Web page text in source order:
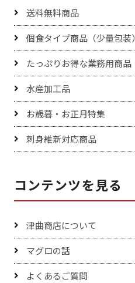
送料無料商品
個食タイプ商品（少量包装）
たっぷりお得な業務用商品
水産加工品
お歳暮・お正月特集
刺身維新対応商品
コンテンツを見る
津曲商店について
マグロの話
よくあるご質問